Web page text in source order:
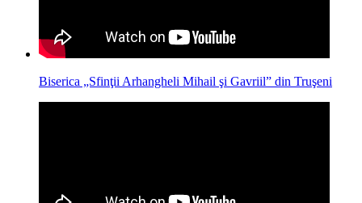
Biserica „Sfinţii Arhangheli Mihail şi Gavriil” din Truşeni